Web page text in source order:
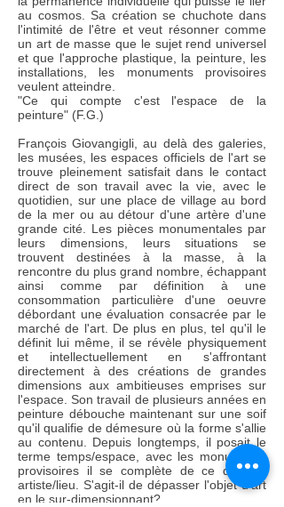
au cosmos. Sa création se chuchote dans
l'intimité de l'être et veut résonner comme
un art de masse que le sujet rend universel
et que l'approche plastique, la peinture, les
installations, les monuments provisoires
veulent atteindre.
"Ce qui compte c'est l'espace de la
peinture" (F.G.)
François Giovangigli, au delà des galeries,
les musées, les espaces officiels de l'art se
trouve pleinement satisfait dans le contact
direct de son travail avec la vie, avec le
quotidien, sur une place de village au bord
de la mer ou au détour d'une artère d'une
grande cité. Les pièces monumentales par
leurs dimensions, leurs situations se
trouvent destinées à la masse, à la
rencontre du plus grand nombre, échappant
ainsi comme par définition à une
consommation particulière d'une oeuvre
débordant une évaluation consacrée par le
marché de l'art. De plus en plus, tel qu'il le
définit lui même, il se révèle physiquement
et intellectuellement en s'affrontant
directement à des créations de grandes
dimensions aux ambitieuses emprises sur
l'espace. Son travail de plusieurs années en
peinture débouche maintenant sur une soif
qu'il qualifie de démesure où la forme s'allie
au contenu. Depuis longtemps, il posait le
terme temps/espace, avec les monuments
provisoires il se complète de ce dernier:
artiste/lieu. S'agit-il de dépasser l'objet d'art
en le sur-dimensionnant?